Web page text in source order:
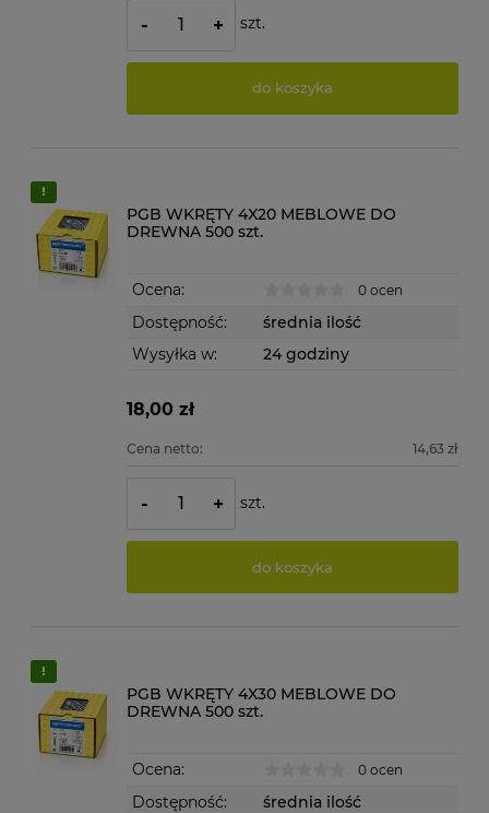
- + szt.
do koszyka
PGB WKRĘTY 4X20 MEBLOWE DO
DREWNA 500 szt.
Ocena: 0 ocen
Dostępność:
średnia ilość
Wysyłka w:
24 godziny
18,00 zł
Cena netto: 14,63 zł
- + szt.
do koszyka
PGB WKRĘTY 4X30 MEBLOWE DO
DREWNA 500 szt.
Ocena: 0 ocen
Dostępność:
średnia ilość